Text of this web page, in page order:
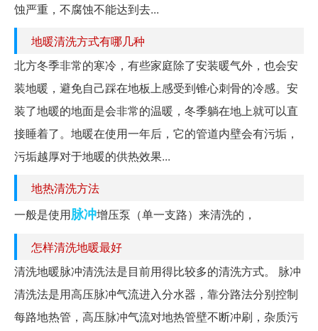
蚀严重，不腐蚀不能达到去...
地暖清洗方式有哪几种
北方冬季非常的寒冷，有些家庭除了安装暖气外，也会安
装地暖，避免自己踩在地板上感受到锥心刺骨的冷感。安
装了地暖的地面是会非常的温暖，冬季躺在地上就可以直
接睡着了。地暖在使用一年后，它的管道内壁会有污垢，
污垢越厚对于地暖的供热效果...
地热清洗方法
一般是使用脉冲增压泵（单一支路）来清洗的，
怎样清洗地暖最好
清洗地暖脉冲清洗法是目前用得比较多的清洗方式。 脉冲
清洗法是用高压脉冲气流进入分水器，靠分路法分别控制
每路地热管，高压脉冲气流对地热管壁不断冲刷，杂质污